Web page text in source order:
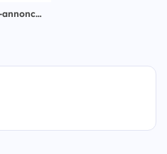
Juliette Au Printemps - Bande-annonce officielle